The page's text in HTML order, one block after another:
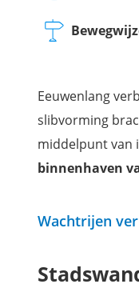
Eeuwenlang
slibvorming
middelpunt van
binnenhaven
Wachtrijen